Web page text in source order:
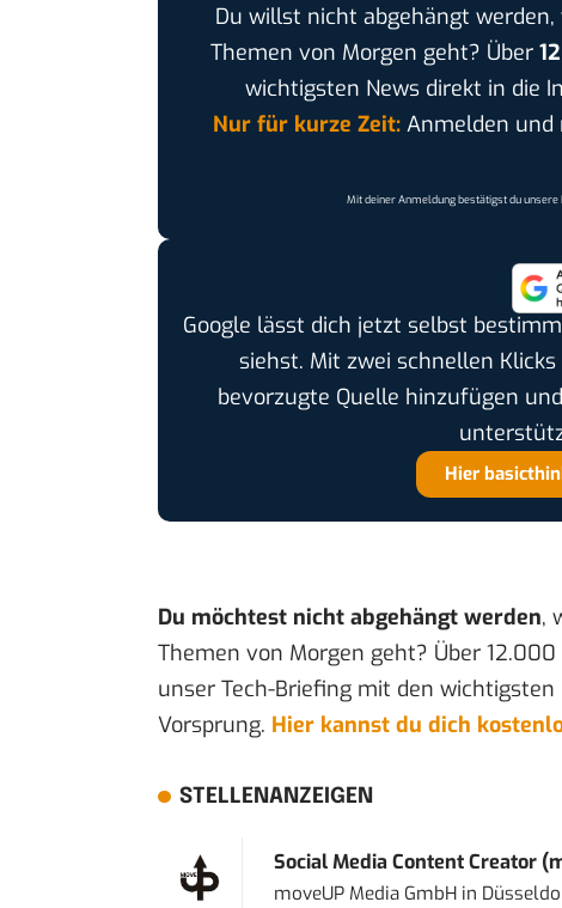
Du willst nicht abgehängt werden,
Themen von Morgen geht? Über
wichtigsten News direkt in die
Nur für kurze Zeit:Anmelden und
Mit deiner Anmeldung bestätigst du unsere
Google lässt dich jetzt selbst
siehst. Mit zwei schnellen
bevorzugte Quelle hinzufügen
Hier
Du möchtest nicht abgehängt werden,
Themen von Morgen geht? Über
unser Tech-Briefing mit den
Vorsprung. Hier kannst du dich
STELLENANZEIGEN
Social Media Content Creator
moveUP Media GmbHin